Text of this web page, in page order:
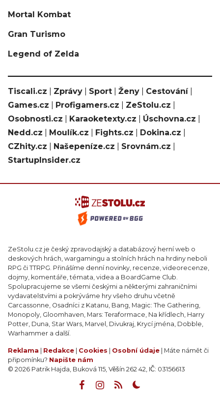
Mortal Kombat
Gran Turismo
Legend of Zelda
Tiscali.cz Zprávy Sport Ženy Cestování|
Games.cz
Profigamers.cz ZeStolu.cz
Osobnosti.cz
Karaoketexty.cz Úschovna.cz
Nedd.cz
Moulík.cz Fights.cz Dokina.cz
CZhity.cz
Našepeníze.cz Srovnám.cz
StartupInsider.cz
ZeStolu.cz je český zpravodajský a databázový herní web o
deskových hrách, wargamingu a stolních hrách na hrdiny neboli
RPG či TTRPG. Přinášíme denní novinky, recenze, videorecenze,
dojmy, komentáře, témata, videa a BoardGame Club.
Spolupracujeme se všemi českými a některými zahraničními
vydavatelstvími a pokrýváme hry všeho druhu včetně
Carcassonne, Osadníci z Katanu, Bang, Magic: The Gathering,
Monopoly, Gloomhaven, Mars: Teraformace, Na křídlech, Harry
Potter, Duna, Star Wars, Marvel, Divukraj, Krycí jména, Dobble,
Warhammer a další.
Reklama Redakce Cookies Osobní údaje | Máte námět či
připomínku? Napište nám
© 2026 Patrik Hajda, Buková 115, Věšín 262 42, IČ: 03156613